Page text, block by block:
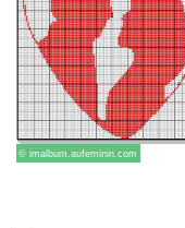
© imalbum.aufeminin.com